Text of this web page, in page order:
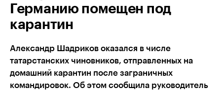
Германию помещен под
карантин
Александр Шадриков оказался в числе
татарстанских чиновников, отправленных на
домашний карантин после заграничных
командировок. Об этом сообщила руководитель